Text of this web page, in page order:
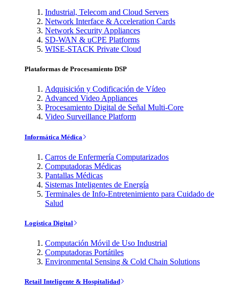
Industrial, Telecom and Cloud Servers
Network Interface & Acceleration Cards
Network Security Appliances
SD-WAN & uCPE Platforms
WISE-STACK Private Cloud
Plataformas de Procesamiento DSP
Adquisición y Codificación de Vídeo
Advanced Video Appliances
Procesamiento Digital de Señal Multi-Core
Video Surveillance Platform
Informática Médica
Carros de Enfermería Computarizados
Computadoras Médicas
Pantallas Médicas
Sistemas Inteligentes de Energía
Terminales de Info-Entretenimiento para Cuidado de
Salud
Logística Digital
Computación Móvil de Uso Industrial
Computadoras Portátiles
Environmental Sensing & Cold Chain Solutions
Retail Inteligente & Hospitalidad